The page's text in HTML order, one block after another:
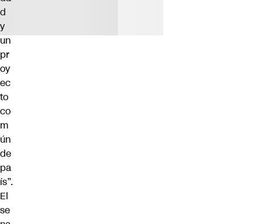
d
y
un
pr
oy
ec
to
co
m
ún
de
pa
ís”.
El
se